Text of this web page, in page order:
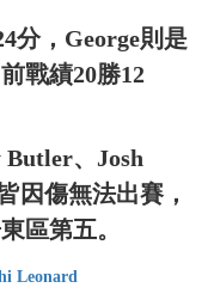
分，George則是
戰績20勝12
、Josh
因傷無法出賽，
區第五。
Leonard